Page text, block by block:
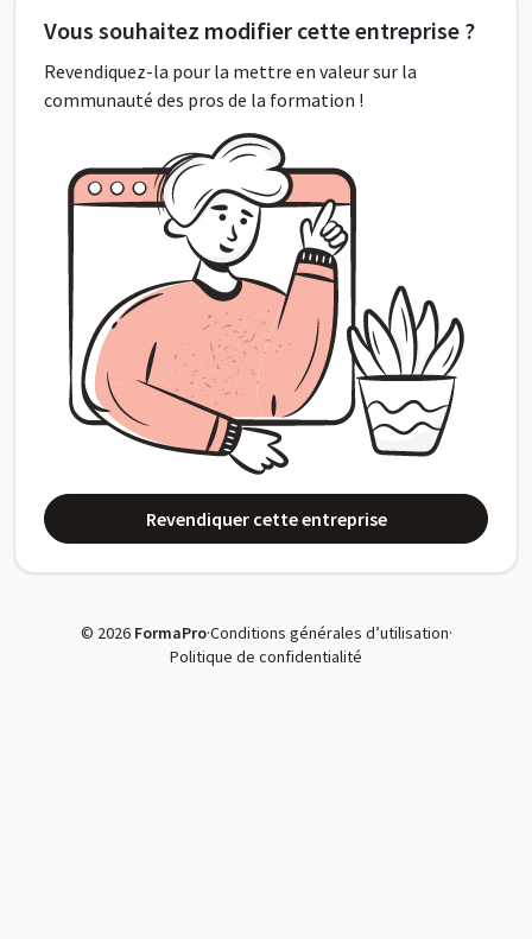
Vous souhaitez modifier cette entreprise ?
Revendiquez-la pour la mettre en valeur sur la
communauté des pros de la formation !
Revendiquer cette entreprise
© 2026 FormaPro·Conditions générales d’utilisation·
Politique de confidentialité